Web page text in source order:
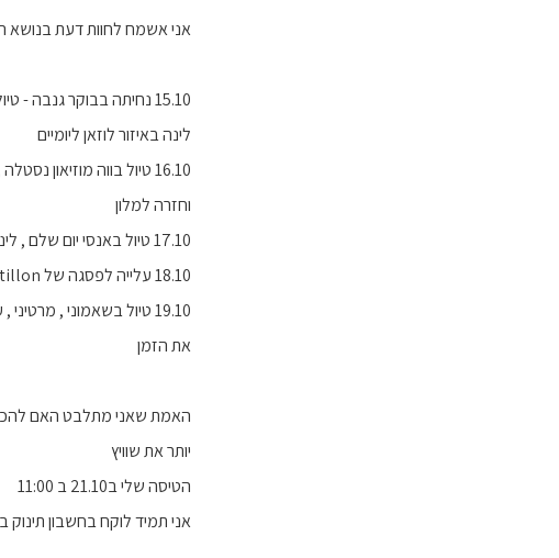
אני אשמח לחוות דעת בנושא
15.10 נחיתה בבוקר גנבה - טיול יום בגנבה - כולל עיר העתיקה , קתדרל ותצפית , שייט באגם
לינה באיזור לוזאן ליומיים
16.10 טיול בווה מוזיאון נסטלה , טיול בעירה מוטרה (טיילת עד לטירה וכו,) , עיירה גרוייאר מפעל גבינות
וחזרה למלון
17.10 טיול באנסי יום שלם , לינה באיזוא אנסי
18.10 עלייה לפסגה של cret de chantillon , טיול בעיירה שמברי ואקס לבן אחהצ ערב קראתי שנחמד לטייל שם
19.10 טיול בשאמוני ,
את הזמן
האמת שאני מתלבט האם
יותר את שוויץ
הטיסה שלי ב21.10 ב 11:00
אני תמיד לוקח בחשבון תינוק